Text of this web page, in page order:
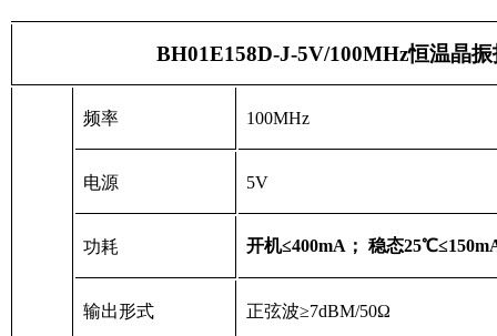
BH01E158D-J-5V/100MHz恒温晶
频率 100MHz
电源 5V
功耗 开机≤400mA ； 稳态25℃≤
输出形式 正弦波≥7dBM/50Ω